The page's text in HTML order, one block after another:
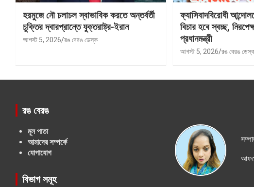
হরমুজে নৌ চলাচল স্বাভাবিক করতে অন্তর্বর্তী
চুক্তির দ্বারপ্রান্তে যুক্তরাষ্ট্র-ইরান
আগস্ট 5, 2026 রঙ বেরঙ ডেস্ক
ফ্যাসিবাদবিরোধী
বিচার হবে স্বচ্ছ,
প্রধানমন্ত্রী
আগস্ট 5, 2026 রঙ বেরঙ
রঙ বেরঙ
মূল পাতা
আমাদের সম্পর্কে
যোগাযোগ
বিভাগ সমূহ